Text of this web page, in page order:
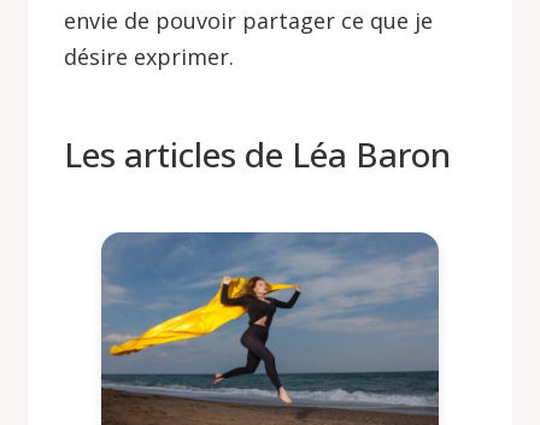
envie de pouvoir partager ce que je
désire exprimer.
Les articles de Léa Baron